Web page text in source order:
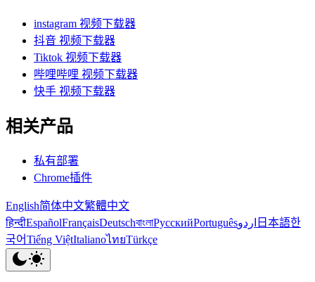
instagram 视频下载器
抖音 视频下载器
Tiktok 视频下载器
哔哩哔哩 视频下载器
快手 视频下载器
相关产品
私有部署
Chrome插件
English简体中文繁體中文
हिन्दीEspañolFrançaisDeutschবাংলাРусскийPortuguêsاردو 日本語한
국어Tiếng ViệtItalianoไทยTürkçe